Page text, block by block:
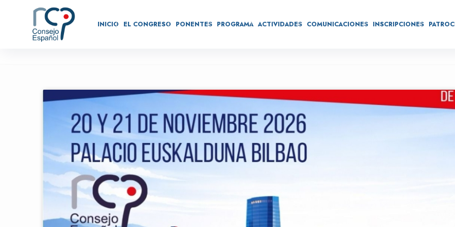
INICIO EL CONGRESO PONENTES PROGRAMA ACTIVIDADES COMUNICACIONES INSCRIPCIONES